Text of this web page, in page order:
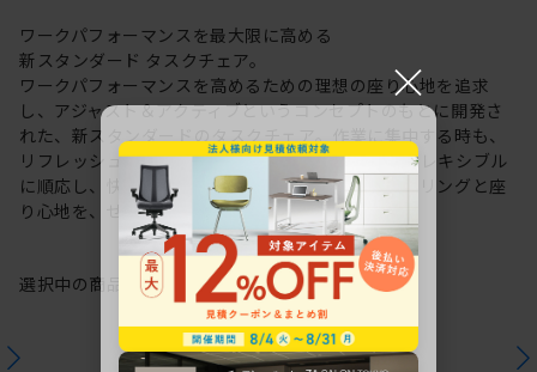
ワークパフォーマンスを最大限に高める
新スタンダード タスクチェア。
ワークパフォーマンスを高めるための理想の座り心地を追求
し、アジャスト＆アクティブというコンセプトのもとに開発さ
れた、新スタンダードのタスクチェア。作業に集中する時も、
リフレッシュする時も、座る姿勢や身体の動きにフレキシブル
に順応し、快適にサポートします。新感覚のスタイリングと座
り心地を、ぜひご体感ください。
選択中の商品情報保証 注意事項
×